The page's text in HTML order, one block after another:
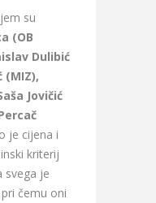
su
(OB
Dulibić
(MIZ),
Jovičić
je cijena i
kriterij
svega je
čemu oni